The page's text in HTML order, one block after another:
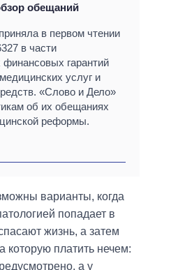
обещаний
в первом чтении
в части
финансовых гарантий
услуг и
«Слово и Дело»
об их обещаниях
реформы.
варианты, когда
попадает в
жизнь, а затем
которую платить нечем:
а у